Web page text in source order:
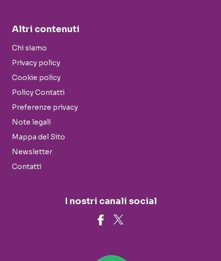
Altri contenuti
Chi siamo
Privacy policy
Cookie policy
Policy Contatti
Preferenze privacy
Note legali
Mappa del Sito
Newsletter
Contatti
I nostri canali social